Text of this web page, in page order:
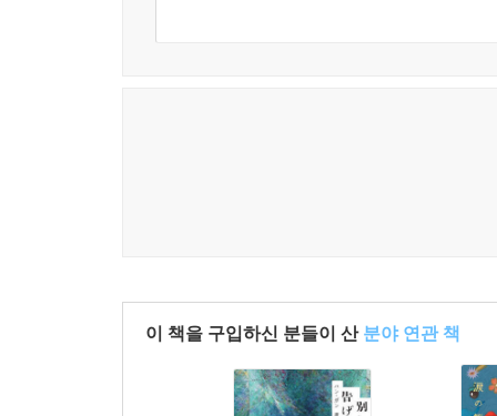
이 책을 구입하신 분들이 산 분야 연관 책